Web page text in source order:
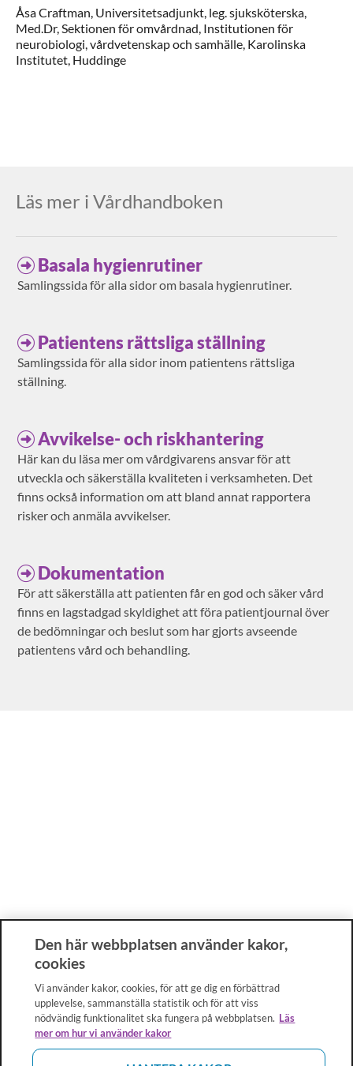
ÅsaCraftman, Universitetsadjunkt, leg. sjuksköterska,
Med.Dr,Sektionen för omvårdnad, Institutionen för
neurobiologi, vårdvetenskap och samhälle, Karolinska
Institutet, Huddinge
Läs mer i Vårdhandboken
Basala hygienrutiner
Samlingssida för alla sidor om basala hygienrutiner.
Patientens rättsliga ställning
Samlingssida för alla sidor inom patientens rättsliga
ställning.
Avvikelse- och riskhantering
Här kan du läsa mer om vårdgivarens ansvar för att
utveckla och säkerställa kvaliteten i verksamheten. Det
finns också information om att bland annat rapportera
risker och anmäla avvikelser.
Dokumentation
För att säkerställa att patienten får en god och säker vård
finns en lagstadgad skyldighet att föra patientjournal över
de bedömningar och beslut som har gjorts avseende
patientens vård och behandling.
Den här webbplatsen använder kakor,
cookies
Vi använder kakor, cookies, för att ge dig en förbättrad
upplevelse, sammanställa statistik och för att viss
nödvändig funktionalitet ska fungera på webbplatsen. Läs
mer om hur vi använder kakor